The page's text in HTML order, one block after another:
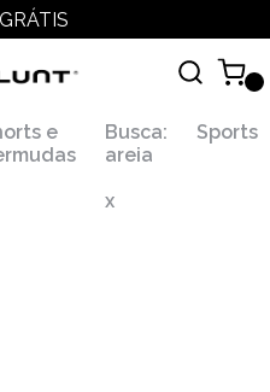
e
Busca:
areia
x
Sports